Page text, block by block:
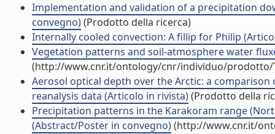
Implementation and validation of a precipitation
convegno)(Prodotto della ricerca)
Internally cooled convection: A fillip for Philip
Vegetation patterns and soil-atmosphere water
(http://www.cnr.it/ontology/cnr/individuo/prodotto/
Aerosol optical depth over the Arctic: a
reanalysis data (Articolo in rivista)(Prodotto della
Precipitation patterns in the Karakoram range
(Abstract/Poster in convegno)(http://www.cnr.it/